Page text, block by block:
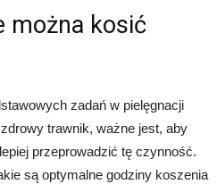
można kosić
zadań w pielęgnacji
trawnik, ważne jest, aby
przeprowadzić tę czynność.
są optymalne godziny koszenia